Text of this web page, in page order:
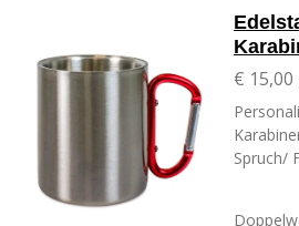
€ 15,00
Spruch/